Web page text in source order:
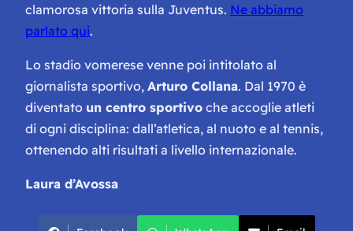
clamorosa vittoria sulla Juventus. Ne abbiamo
parlato qui.
Lo stadio vomerese venne poi intitolato al
giornalista sportivo, Arturo Collana. Dal 1970 è
diventato un centro sportivo che accoglie atleti
di ogni disciplina: dall’atletica, al nuoto e al tennis,
ottenendo alti risultati a livello internazionale.
Laura d’Avossa